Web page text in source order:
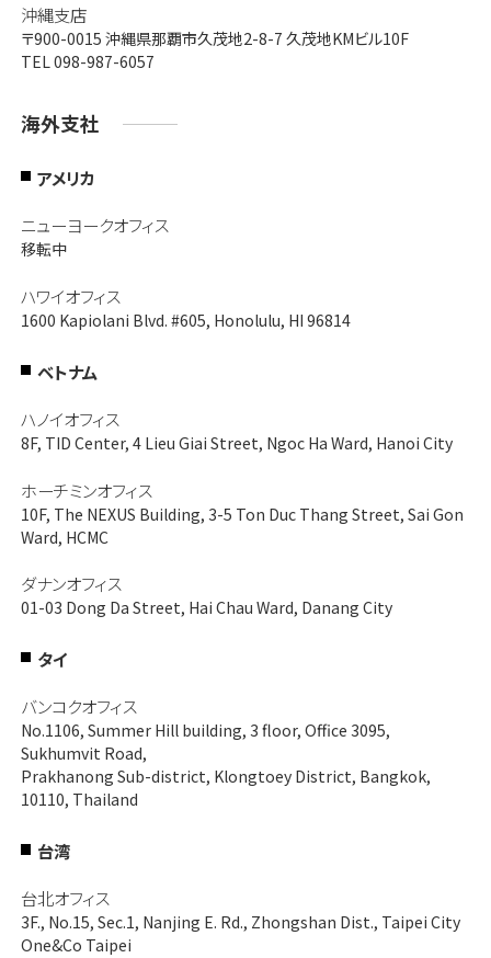
沖縄支店
〒900-0015 沖縄県那覇市久茂地2-8-7 久茂地KMビル10F
TEL 098-987-6057
海外支社
アメリカ
ニューヨークオフィス
移転中
ハワイオフィス
1600 Kapiolani Blvd. #605, Honolulu, HI 96814
ベトナム
ハノイオフィス
8F, TID Center, 4 Lieu Giai Street, Ngoc Ha Ward, Hanoi City
ホーチミンオフィス
10F, The NEXUS Building, 3-5 Ton Duc Thang Street, Sai Gon
Ward, HCMC
ダナンオフィス
01-03 Dong Da Street, Hai Chau Ward, Danang City
タイ
バンコクオフィス
No.1106, Summer Hill building, 3 floor, Office 3095,
Sukhumvit Road,
Prakhanong Sub-district, Klongtoey District, Bangkok,
10110, Thailand
台湾
台北オフィス
3F., No.15, Sec.1, Nanjing E. Rd., Zhongshan Dist., Taipei City
One&Co Taipei